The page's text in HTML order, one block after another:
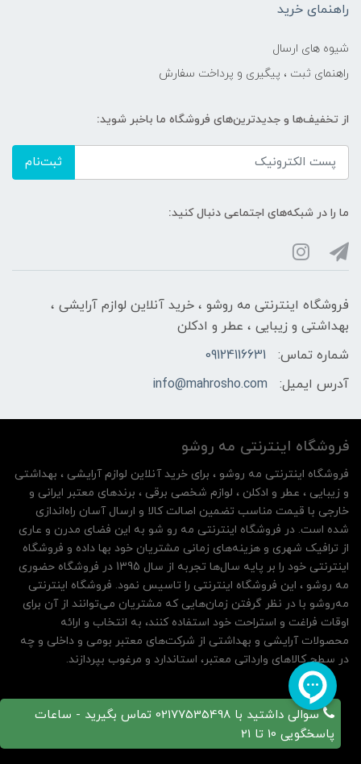
راهنمای خرید
شیوه های ارسال
راهنمای ثبت ، پیگیری و پرداخت سفارش
از تخفیف‌ها و جدیدترین‌های فروشگاه ما باخبر شوید:
ثبت‌نام
ما را در شبکه‌های اجتماعی دنبال کنید:
فروشگاه اینترنتی مه‌ رو‌شو ، خرید آنلاین لوازم آرایشی ،
بهداشتی و زیبایی ، عطر و ادکلن
شماره تماس:
09124116631
آدرس ایمیل:
info@mahrosho.com
سوالی داشتید با 02177535498 تماس بگیرید - ساعات
پاسخگویی 10 تا 21
فروشگاه اینترنتی مه‌ رو‌شو
فروشگاه اینترنتی مه‌ رو‌شو ، برای خرید آنلاین لوازم آرایشی ، بهداشتی
و زیبایی ، عطر و ادکلن ، لوازم شخصی برقی ، برندهای معتبر ایرانی و
خارجی با قیمت مناسب تضمین اصالت کالا و ارسال آسان راه‌اندازی
شده است. در فروشگاه اینترنتی مه رو شو به این فضای مدرن و عاری
از ترافیک شهری و هزینه‌های زمانی مشتریان خود بها داده و فروشگاه
اینترنتی خود را بر پایه سال‌ها تجربه از سال 1395 در فروشگاه حضوری
مه روشو ، این فروشگاه اینترنتی را تاسیس نمود. فروشگاه اینترنتی
مه‌رو‌شو با در نظر گرفتن زمان‌هایی که مشتریان می‌توانند از آن‌ برای
اوقات فراغت و استراحت خود استفاده کنند، به انتخاب و ارائه
محصولات آرایشی و بهداشتی از شرکت‌های معتبر بومی و داخلی و چه
در سطح کالاهای وارداتی معتبر، استاندارد و مرغوب بپردازند.